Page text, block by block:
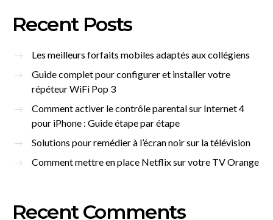
Recent Posts
Les meilleurs forfaits mobiles adaptés aux collégiens
Guide complet pour configurer et installer votre
répéteur WiFi Pop 3
Comment activer le contrôle parental sur Internet 4
pour iPhone : Guide étape par étape
Solutions pour remédier à l’écran noir sur la télévision
Comment mettre en place Netflix sur votre TV Orange
Recent Comments